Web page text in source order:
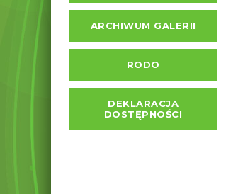
ARCHIWUM GALERII
RODO
DEKLARACJA
DOSTĘPNOŚCI